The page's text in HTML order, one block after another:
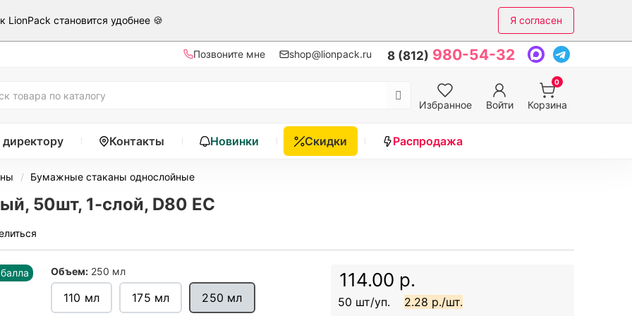
LionPack становится удобнее 🍪 Я согласен
Позвоните мне shop@lionpack.ru 8 (812) 980-54-32
Избранное Войти
0
Корзина
Контакты Новинки Скидки Распродажа
Бумажные стаканы однослойные
50шт, 1-слой, D80 EC
Объем: 250 мл
110 мл 175 мл 250 мл
114.00 р.
50 шт/уп. 2.28 р./шт.